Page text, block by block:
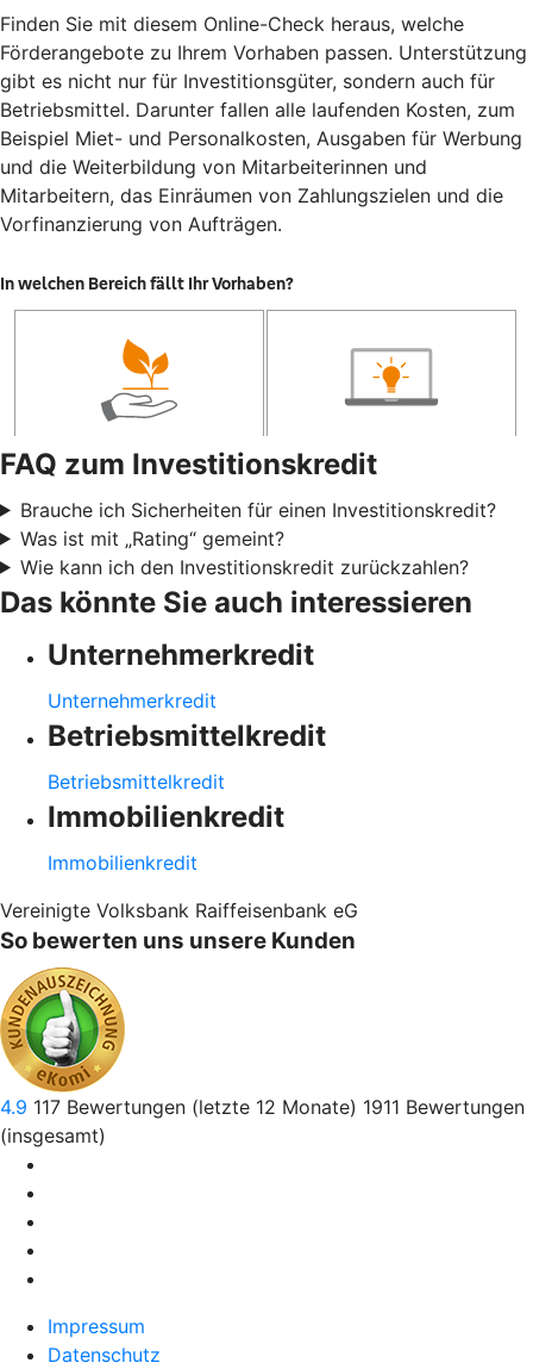
Finden Sie mit diesem Online-Check heraus, welche
Förderangebote zu Ihrem Vorhaben passen. Unterstützung
gibt es nicht nur für Investitionsgüter, sondern auch für
Betriebsmittel. Darunter fallen alle laufenden Kosten, zum
Beispiel Miet- und Personalkosten, Ausgaben für Werbung
und die Weiterbildung von Mitarbeiterinnen und
Mitarbeitern, das Einräumen von Zahlungszielen und die
Vorfinanzierung von Aufträgen.
FAQ zum Investitionskredit
Brauche ich Sicherheiten für einen Investitionskredit?
Was ist mit „Rating“ gemeint?
Wie kann ich den Investitionskredit zurückzahlen?
Das könnte Sie auch interessieren
Unternehmerkredit
Unternehmerkredit
Betriebsmittelkredit
Betriebsmittelkredit
Immobilienkredit
Immobilienkredit
Vereinigte Volksbank Raiffeisenbank eG
So bewerten uns unsere Kunden
4.9 117 Bewertungen (letzte 12 Monate) 1911 Bewertungen
(insgesamt)
Impressum
Datenschutz